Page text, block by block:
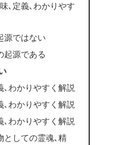
､定義､わかりやす
源ではない
起源である
､わかりやすく解説
､わかりやすく解説
､わかりやすく解説
としての霊魂､精